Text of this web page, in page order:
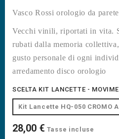
Vasco Rossi orologio da
Vecchi vinili, riportati in vita.
rubati dalla memoria
gusto personale di ogni
arredamento disco orologio
SCELTA KIT LANCETTE -
Kit Lancette HQ-050 CROMO
28,00 € Tasse incluse